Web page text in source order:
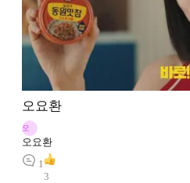
오요환
오
오요환
1
3